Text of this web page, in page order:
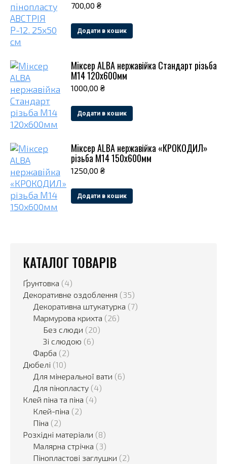
700,00 ₴
Додати в кошик
Мiксер ALBA нержавійка Стандарт рiзьба
М14 120х600мм
1000,00 ₴
Додати в кошик
Мiксер ALBA нержавійка «КРОКОДИЛ»
рiзьба М14 150х600мм
1250,00 ₴
Додати в кошик
КАТАЛОГ ТОВАРІВ
Ґрунтовка (4)
Декоративне оздоблення (35)
Декоративна штукатурка (7)
Мармурова крихта (26)
Без слюди (20)
Зі слюдою (6)
Фарба (2)
Дюбелі (10)
Для мінеральної вати (6)
Для пінопласту (4)
Клей піна та піна (4)
Клей-піна (2)
Піна (2)
Розхідні матеріали (8)
Малярна стрічка (3)
Пінопластові заглушки (2)